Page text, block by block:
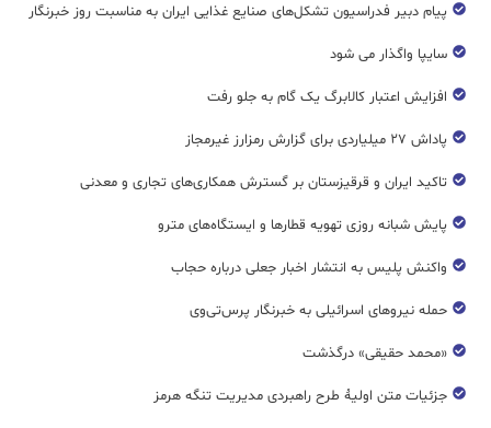
پیام دبیر فدراسیون تشکل‌های صنایع غذایی ایران به مناسبت روز خبرنگار
سایپا واگذار می شود
افزایش اعتبار کالابرگ یک گام به جلو رفت
پاداش ۲۷ میلیاردی برای گزارش رمزارز غیرمجاز
تاکید ایران و قرقیزستان بر گسترش همکاری‌های تجاری و معدنی
پایش شبانه روزی تهویه قطار‌ها و ایستگاه‌های مترو
واکنش پلیس به انتشار اخبار جعلی درباره حجاب
حمله نیروهای اسرائیلی به خبرنگار پرس‌تی‌وی
«محمد حقیقی» درگذشت
جزئیات متن اولیۀ طرح راهبردی مدیریت تنگه هرمز